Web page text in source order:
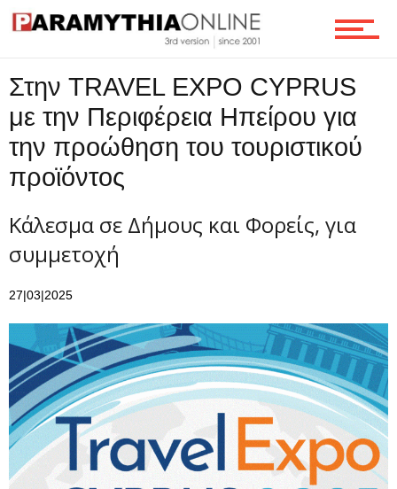
Επικοινωνία
Στην TRAVEL EXPO CYPRUS
με την Περιφέρεια Ηπείρου για
την προώθηση του τουριστικού
προϊόντος
Κάλεσμα σε Δήμους και Φορείς, για
συμμετοχή
27|03|2025